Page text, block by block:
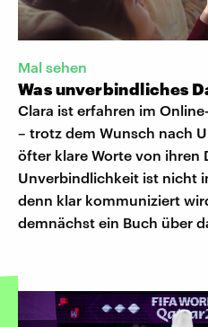
Mal sehen
Was unverbindliches
Clara ist erfahren im
– trotz dem Wunsch nach
öfter klare Worte von ihren
Unverbindlichkeit ist nicht
denn klar kommuniziert
demnächst ein Buch über